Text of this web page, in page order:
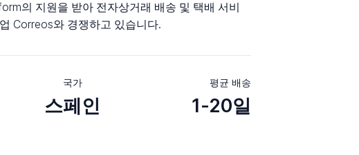
의 지원을 받아 전자상거래 배송 및 택배 서비
Correos와 경쟁하고 있습니다.
국가
스페인
평균 배송
1-20일